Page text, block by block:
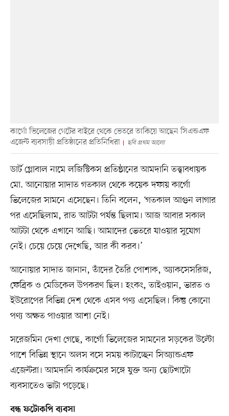
কার্গো ভিলেজের গেটের বাইরে থেকে ভেতরে তাকিয়ে আছেন সিএন্ডএফ
এজেন্ট ব্যবসায়ী প্রতিষ্ঠানের প্রতিনিধিরা
ছবি প্রথম আলো
ডার্ট গ্লোবাল নামে লজিস্টিকস প্রতিষ্ঠানের আমদানি তত্ত্বাবধায়ক
মো. আনোয়ার সাদাত গতকাল থেকে কয়েক দফায় কার্গো
ভিলেজের সামনে এসেছেন। তিনি বলেন, ‘গতকাল আগুন লাগার
পর এসেছিলাম, রাত আটটা পর্যন্ত ছিলাম। আজ আবার সকাল
আটটা থেকে এখানে আছি। আমাদের ভেতরে যাওয়ার সুযোগ
নেই। চেয়ে চেয়ে দেখেছি, আর কী করব।’
আনোয়ার সাদাত জানান, তাঁদের তৈরি পোশাক, অ্যাকসেসরিজ,
ফেব্রিক ও মেডিকেল উপকরণ ছিল। হংকং, তাইওয়ান, ভারত ও
ইউরোপের বিভিন্ন দেশ থেকে এসব পণ্য এসেছিল। কিন্তু কোনো
পণ্য অক্ষত পাওয়ার আশা নেই।
সরেজমিন দেখা গেছে, কার্গো ভিলেজের সামনের সড়কের উল্টো
পাশে বিভিন্ন স্থানে অলস বসে সময় কাটাচ্ছেন সিঅ্যান্ডএফ
এজেন্টরা। আমদানি কার্যক্রমের সঙ্গে যুক্ত অন্য ছোটখাটো
ব্যবসাতেও ভাটা পড়েছে।
বন্ধ ফটোকপি ব্যবসা